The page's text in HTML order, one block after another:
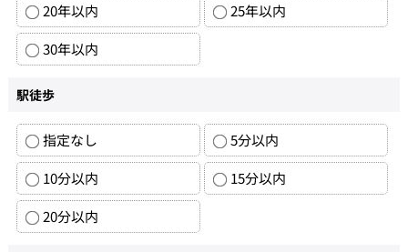
20年以内
25年以内
30年以内
駅徒歩
指定なし
5分以内
10分以内
15分以内
20分以内